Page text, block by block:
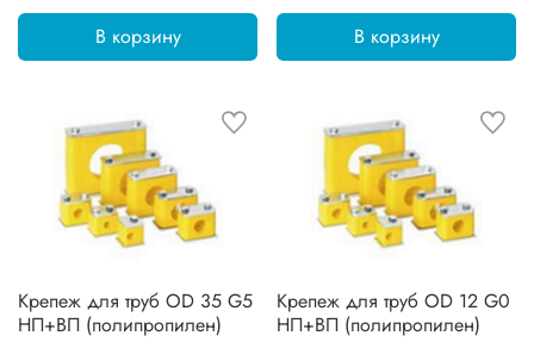
В корзину В корзину
Крепеж для труб OD 35 G5
НП+ВП (полипропилен)
Крепеж для труб OD 12 G0
НП+ВП (полипропилен)